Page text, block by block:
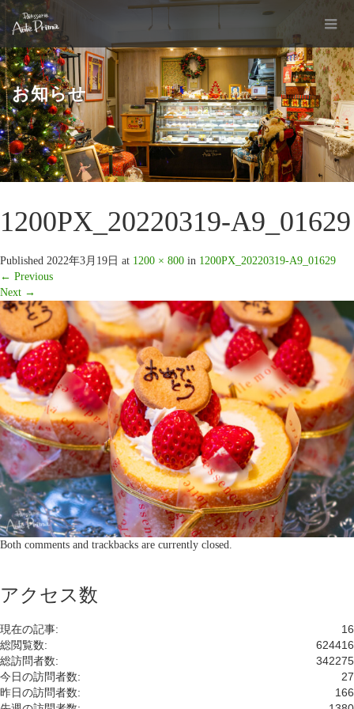
お知らせ
1200PX_20220319-A9_01629
Published 2022年3月19日 at 1200 × 800 in 1200PX_20220319-A9_01629
← Previous
Next →
Both comments and trackbacks are currently closed.
アクセス数
16
現在の記事:
624416
総閲覧数:
342275
総訪問者数:
27
今日の訪問者数:
166
昨日の訪問者数: